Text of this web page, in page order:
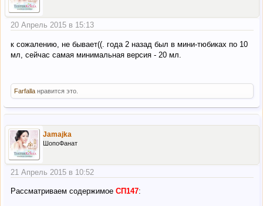
20 Апрель 2015 в 15:13
к сожалению, не бывает((. года 2 назад был в мини-тюбиках по 10
мл, сейчас самая минимальная версия - 20 мл.
Farfalla нравится это.
Jamajka
ШопоФанат
21 Апрель 2015 в 10:52
Рассматриваем содержимое СП147: